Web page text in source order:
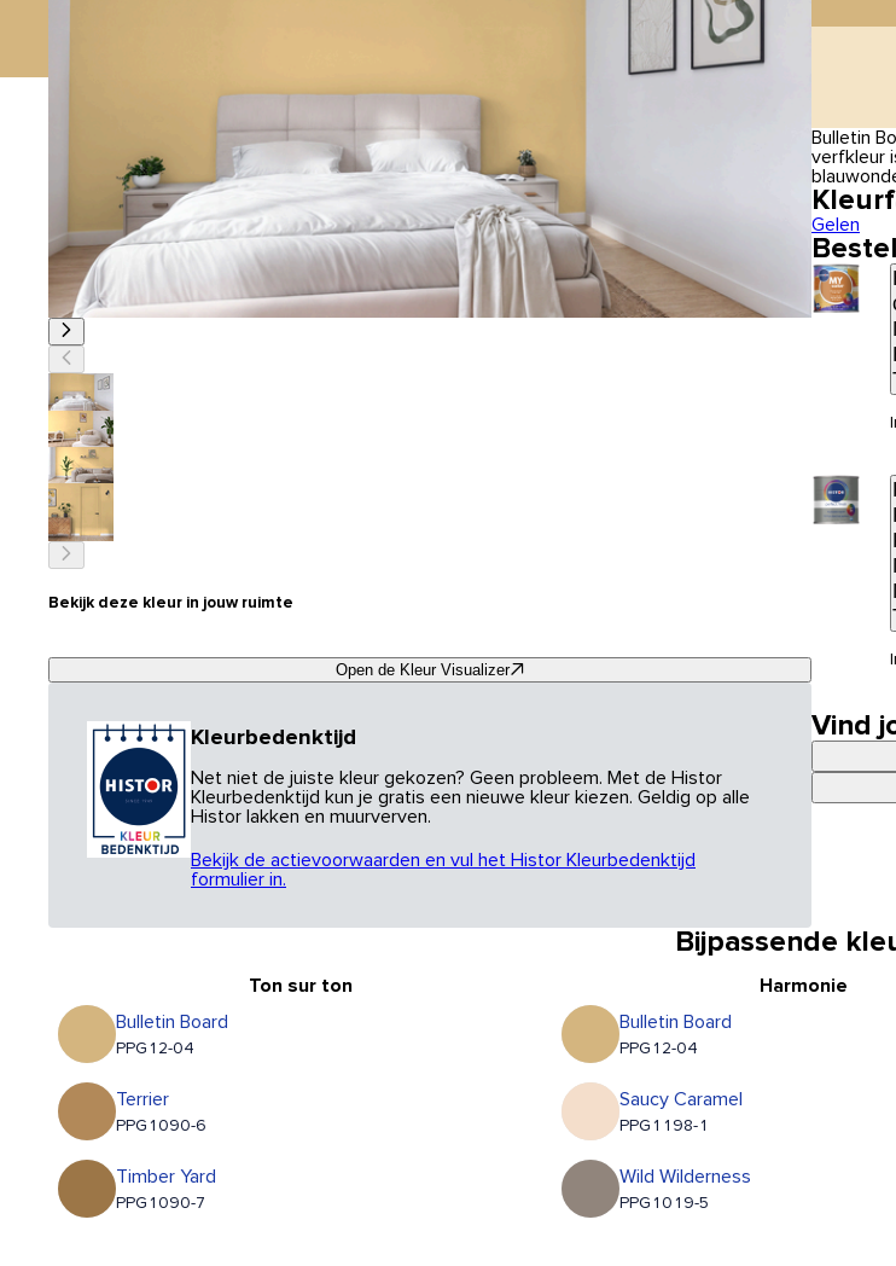
Bekijk deze kleur in jouw ruimte
Open de Kleur Visualizer
Kleurbedenktijd
Net niet de juiste kleur gekozen? Geen probleem. Met de Histor
Kleurbedenktijd kun je gratis een nieuwe kleur kiezen. Geldig op alle
Histor lakken en muurverven.
Bekijk de actievoorwaarden en vul het Histor Kleurbedenktijd
formulier in.
Bulletin
verfkleur
Gelen
Vind
Bijpassende
Ton sur ton
Bulletin Board
PPG12-04
Terrier
PPG1090-6
Timber Yard
PPG1090-7
Harmonie
Bulletin Board
PPG12-04
Saucy Caramel
PPG1198-1
Wild Wilderness
PPG1019-5